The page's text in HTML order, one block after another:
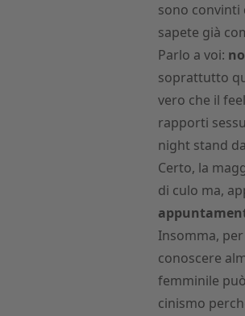
sono convinti
sapete già
Parlo a voi:
soprattutto
vero che il
rapporti
night stand
Certo, la
di culo ma,
Insomma,
conoscere
femminile
cinismo